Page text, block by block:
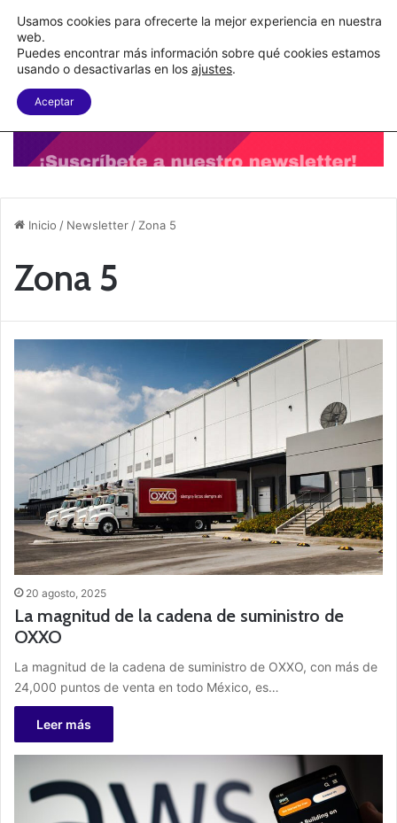
C&A México completa la implementación de su WMS en la nube
Menu
Inicio / Newsletter / Zona 5
Zona 5
20 agosto, 2025
La magnitud de la cadena de suministro de
OXXO
La magnitud de la cadena de suministro de OXXO, con más de
24,000 puntos de venta en todo México, es…
Leer más
Usamos cookies para ofrecerte la mejor experiencia en nuestra
web.
Puedes encontrar más información sobre qué cookies estamos
usando o desactivarlas en los ajustes.
Aceptar